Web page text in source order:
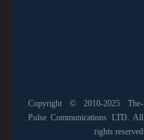
Copyright © 2010-2025 The-
Pulse Communications LTD. All
rights reserved